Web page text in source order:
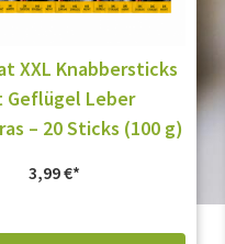
XXL Knabbersticks
Geflügel Leber
– 20 Sticks (100 g)
3,99€